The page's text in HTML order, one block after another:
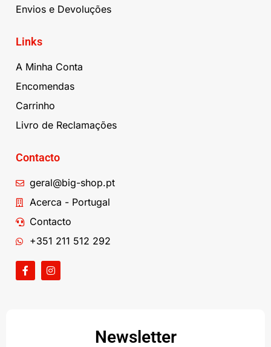
Envios e Devoluções
Links
A Minha Conta
Encomendas
Carrinho
Livro de Reclamações
Contacto
geral@big-shop.pt
Acerca - Portugal
Contacto
+351 211 512 292
Newsletter